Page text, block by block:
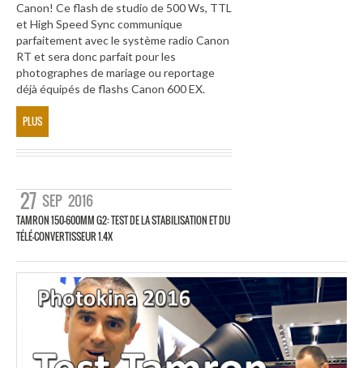
Canon! Ce flash de studio de 500 Ws, TTL
et High Speed Sync communique
parfaitement avec le système radio Canon
RT et sera donc parfait pour les
photographes de mariage ou reportage
déjà équipés de flashs Canon 600 EX.
PLUS
27 SEP 2016
TAMRON 150-600MM G2: TEST DE LA STABILISATION ET DU
TÉLÉ-CONVERTISSEUR 1.4X